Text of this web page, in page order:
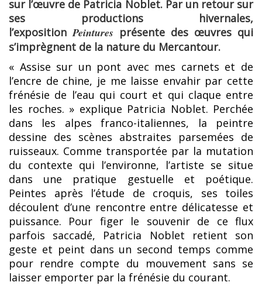
sur l’œuvre de Patricia Noblet. Par un retour sur
ses productions hivernales,
l’exposition Peintures présente des œuvres qui
s’imprègnent de la nature du Mercantour.
« Assise sur un pont avec mes carnets et de
l’encre de chine, je me laisse envahir par cette
frénésie de l’eau qui court et qui claque entre
les roches. » explique Patricia Noblet. Perchée
dans les alpes franco-italiennes, la peintre
dessine des scènes abstraites parsemées de
ruisseaux. Comme transportée par la mutation
du contexte qui l’environne, l’artiste se situe
dans une pratique gestuelle et poétique.
Peintes après l’étude de croquis, ses toiles
découlent d’une rencontre entre délicatesse et
puissance. Pour figer le souvenir de ce flux
parfois saccadé, Patricia Noblet retient son
geste et peint dans un second temps comme
pour rendre compte du mouvement sans se
laisser emporter par la frénésie du courant.